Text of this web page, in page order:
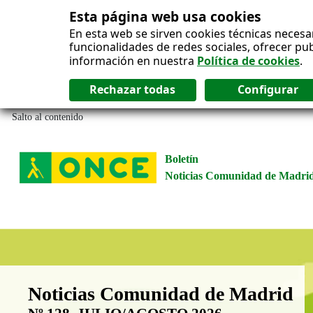
Esta página web usa cookies
En esta web se sirven cookies técnicas
funcionalidades de redes sociales, ofrecer
información en nuestra Política de cookies.
Salto al contenido
Boletín
Noticias Comunidad de
Boletín Noticias Comunidad de
Noticias Comunidad de Madrid